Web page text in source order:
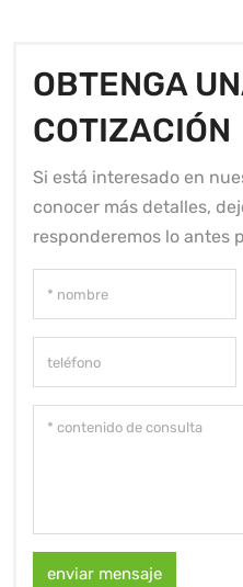
OBTENGA
COTIZACIÓN
Si está interesado en
conocer más detalles,
responderemos lo antes
enviar mensaje